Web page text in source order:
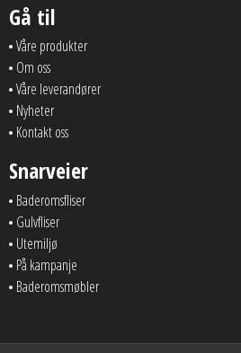
Gå til
Våre produkter
Om oss
Våre leverandører
Nyheter
Kontakt oss
Snarveier
Baderomsfliser
Gulvfliser
Utemiljø
På kampanje
Baderomsmøbler